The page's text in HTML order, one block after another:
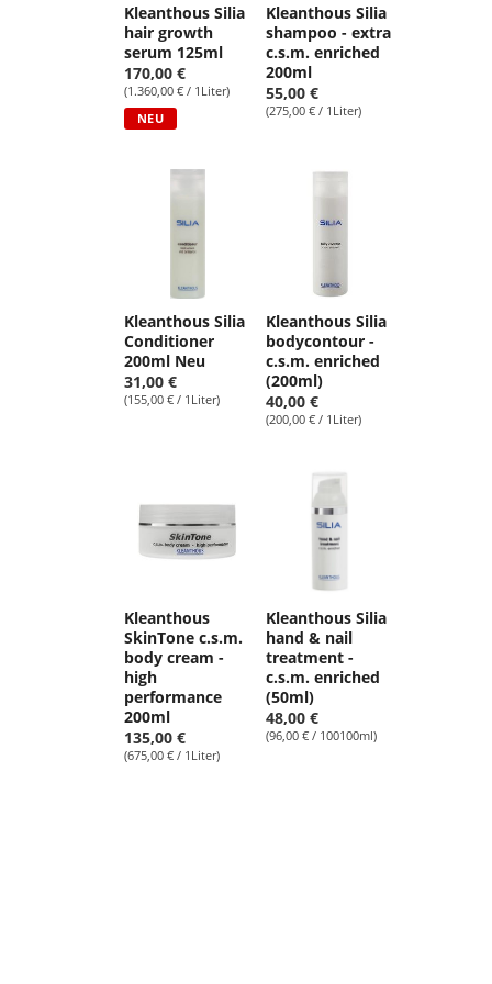
Kleanthous Silia
hair growth
serum 125ml
170,00 €
(1.360,00 € / 1Liter)
NEU
Kleanthous Silia
shampoo - extra
c.s.m. enriched
200ml
55,00 €
(275,00 € / 1Liter)
Kleanthous Silia
Conditioner
200ml Neu
31,00 €
(155,00 € / 1Liter)
Kleanthous Silia
bodycontour -
c.s.m. enriched
(200ml)
40,00 €
(200,00 € / 1Liter)
Kleanthous
SkinTone c.s.m.
body cream -
high
performance
200ml
135,00 €
(675,00 € / 1Liter)
Kleanthous Silia
hand & nail
treatment -
c.s.m. enriched
(50ml)
48,00 €
(96,00 € / 100100ml)